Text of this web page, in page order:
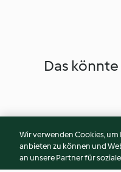
Das
Wir verwenden Cookies,
anbieten zu können und
an unsere Partner für